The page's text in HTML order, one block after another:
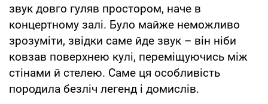
звук довго гуляв простором, наче в
концертному залі. Було майже неможливо
зрозуміти, звідки саме йде звук – він ніби
ковзав поверхнею кулі, переміщуючись між
стінами й стелею. Саме ця особливість
породила безліч легенд і домислів.